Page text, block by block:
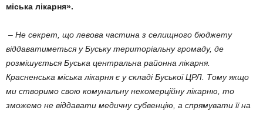
міська лікарня».
– Не секрет, що левова частина з селищного бюджету
віддаватиметься у Буську територіальну громаду, де
розмішується Буська центральна районна лікарня.
Красненська міська лікарня є у складі Буської ЦРЛ. Тому якщо
ми створимо свою комунальну некомерційну лікарню, то
зможемо не віддавати медичну субвенцію, а спрямувати її на